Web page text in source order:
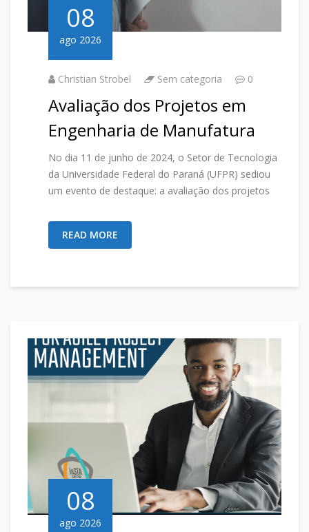
08
ago 2026
Christian Strobel Sem categoria 0
Avaliação dos Projetos em
Engenharia de Manufatura
No dia 11 de junho de 2024, o Setor de Tecnologia
da Universidade Federal do Paraná (UFPR) sediou
um evento de destaque: a avaliação dos projetos
READ MORE
08
ago 2026